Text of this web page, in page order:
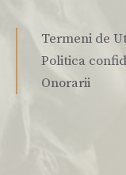
Termeni de
Politica
Onorarii